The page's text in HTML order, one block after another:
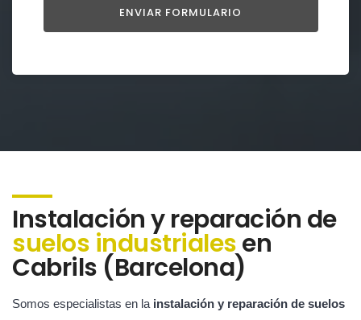
Instalación y reparación de
suelos industrialesen
Cabrils (Barcelona)
Somos especialistas en la instalación y reparación de suelos